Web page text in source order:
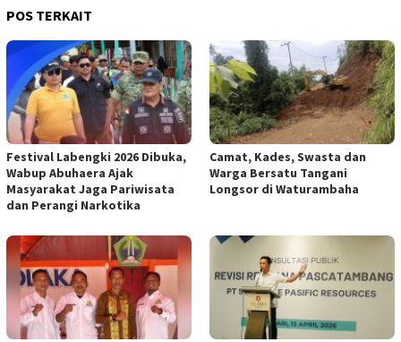
POS TERKAIT
Festival Labengki 2026 Dibuka,
Wabup Abuhaera Ajak
Masyarakat Jaga Pariwisata
dan Perangi Narkotika
Camat, Kades, Swasta dan
Warga Bersatu Tangani
Longsor di Waturambaha